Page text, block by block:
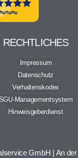
RECHTLICHES
Impressum
Datenschutz
Verhaltenskodex
Managementsystem
Hinweisgeberdienst
GmbH | An